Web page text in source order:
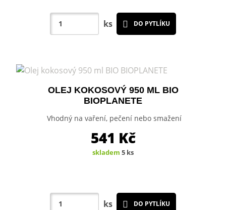
ks DO PYTLÍKU
OLEJ KOKOSOVÝ 950 ML BIO
BIOPLANETE
Vhodný na vaření, pečení nebo smažení
541 Kč
skladem 5 ks
ks DO PYTLÍKU